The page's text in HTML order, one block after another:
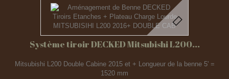
Système tiroir DECKED Mitsubishi L200...
Mitsubishi L200 Double Cabine 2015 et + Longueur de la benne 5' =
1520 mm